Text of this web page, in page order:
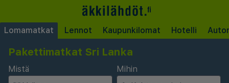
Lomamatkat Lennot Kaupunkilomat Hotelli
Pakettimatkat Sri Lanka
Mistä Mihin